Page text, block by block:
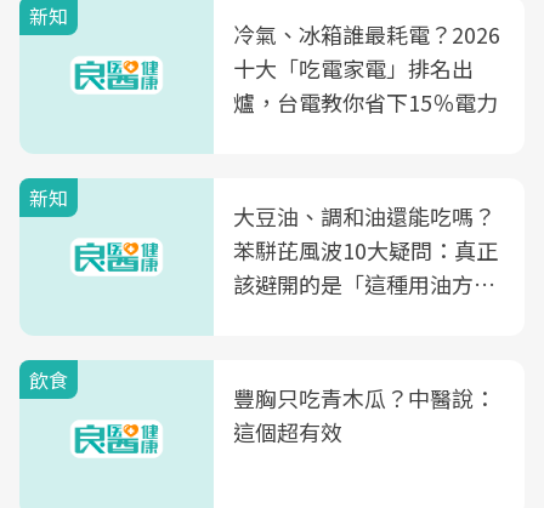
新知
冷氣、冰箱誰最耗電？2026
十大「吃電家電」排名出
爐，台電教你省下15％電力
新知
大豆油、調和油還能吃嗎？
苯駢芘風波10大疑問：真正
該避開的是「這種用油方
飲食
豐胸只吃青木瓜？中醫說：
這個超有效